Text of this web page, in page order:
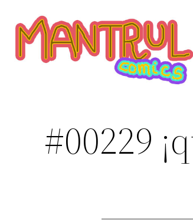
contenido
#00229